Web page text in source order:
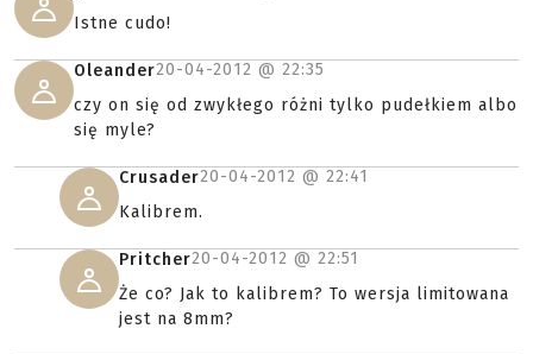
Istne cudo!
Oleander20-04-2012 @ 22:35
czy on się od zwykłego różni tylko pudełkiem albo
się myle?
Crusader20-04-2012 @ 22:41
Kalibrem.
Pritcher20-04-2012 @ 22:51
Że co? Jak to kalibrem? To wersja limitowana
jest na 8mm?